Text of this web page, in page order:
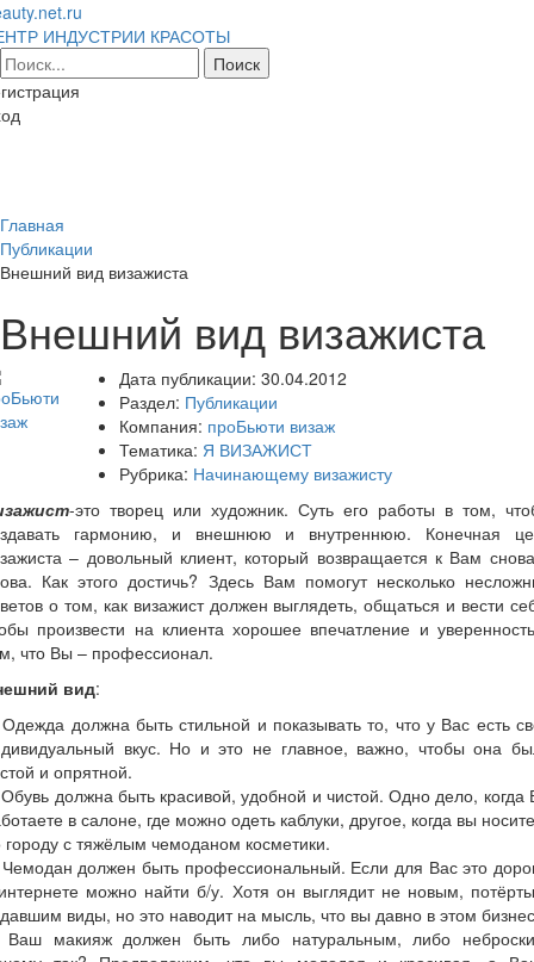
ИНДУСТРИИ КРАСОТЫ
Главная
Публикации
Внешний вид визажиста
Внешний вид визажиста
Дата публикации: 30.04.2012
Раздел: Публикации
Компания: проБьюти визаж
Тематика: Я ВИЗАЖИСТ
Рубрика: Начинающему визажисту
-это творец или художник. Суть его работы в том,
гармонию, и внешнюю и внутреннюю. Конечная
– довольный клиент, который возвращается к Вам
Как этого достичь? Здесь Вам помогут несколько
о том, как визажист должен выглядеть, общаться и вести
произвести на клиента хорошее впечатление и
что Вы – профессионал.
вид:
должна быть стильной и показывать то, что у Вас есть
вкус. Но и это не главное, важно, чтобы она
и опрятной.
должна быть красивой, удобной и чистой. Одно дело, когда
в салоне, где можно одеть каблуки, другое, когда вы
городу с тяжёлым чемоданом косметики.
должен быть профессиональный. Если для Вас это
можно найти б/у. Хотя он выглядит не новым,
виды, но это наводит на мысль, что вы давно в этом
макияж должен быть либо натуральным, либо